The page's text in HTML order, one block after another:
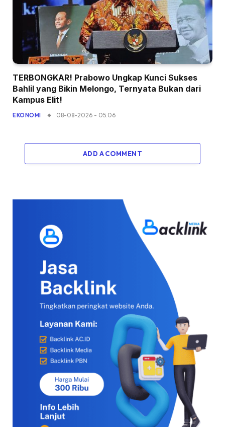
TERBONGKAR! Prabowo Ungkap Kunci Sukses
Bahlil yang Bikin Melongo, Ternyata Bukan dari
Kampus Elit!
EKONOMI 08-08-2026 - 05.06
ADD A COMMENT